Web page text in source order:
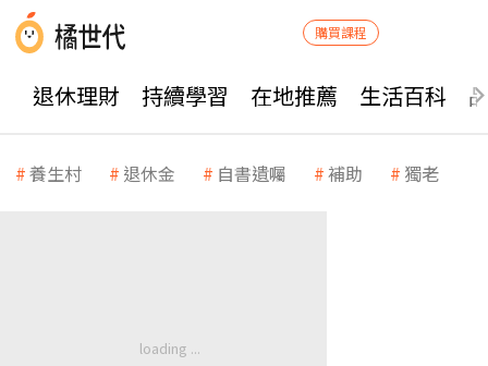
購買課程
退休理財 持續學習 在地推薦 生活百科
養生村 退休金 自書遺囑 補助 獨老